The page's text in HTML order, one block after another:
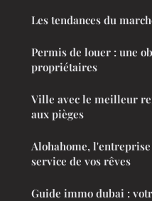
Les tendances du
Permis de louer : une
propriétaires
Ville avec le meilleur
aux pièges
Alohahome,
service de vos rêves
Guide immo dubai :